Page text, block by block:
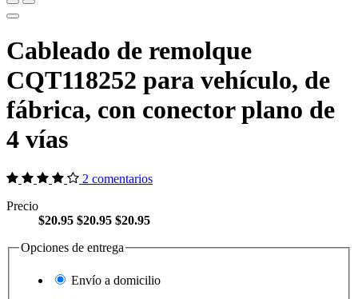
Cableado de remolque
CQT118252 para vehículo, de
fábrica, con conector plano de
4 vías
2 comentarios
Precio
$20.95 $20.95 $20.95
Opciones de entrega
Envío a domicilio